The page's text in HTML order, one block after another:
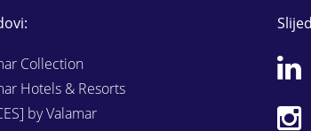
Collection
Hotels & Resorts
by Valamar